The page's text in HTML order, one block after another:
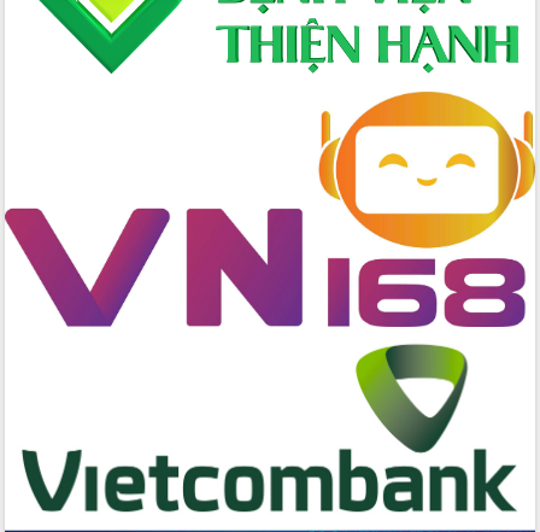
Phát động chiến dịch 30 ngày đêm
giải phóng mặt bằng Tuyến đường bộ
chuyển đổi số giai đoạn 2026 – 2030
với Tập đoàn Bưu chính Viễn thông
Việt Nam
Thứ trưởng Bộ Y tế làm việc với tỉnh
Đắk Lắk về phát triển nhân lực y tế
cho trạm y tế cấp xã
trong thương mại điện tử năm 2026
Đoàn đại biểu Quốc hội tỉnh Đắk Lắk
trao đổi thông tin trước Kỳ họp thứ